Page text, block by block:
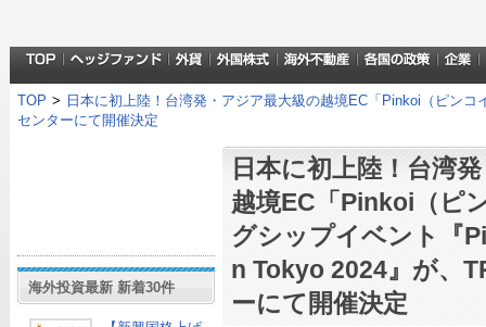
TOP > 日本に初上陸！台湾発・アジア最大級の越境EC「Pinkoi（ピン
センターにて開催決定
海外投資最新 新着30件
日本に初上陸！台湾
越境EC「Pinkoi（ピ
グシップイベント『
n Tokyo 2024』が、
ーにて開催決定